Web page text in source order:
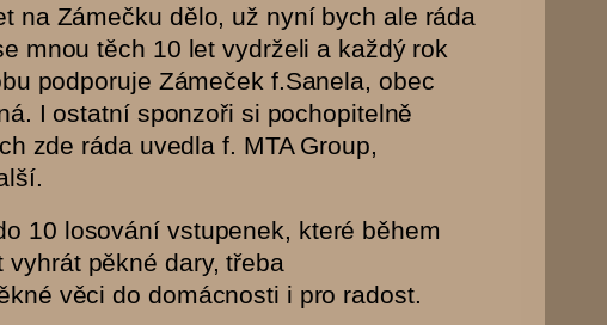
na Zámečku dělo, už nyní bych ale ráda
mnou těch 10 let vydrželi a každý rok
podporuje Zámeček f.Sanela, obec
I ostatní sponzoři si pochopitelně
zde ráda uvedla f. MTA Group,
10 losování vstupenek, které během
pěkné dary, třeba
věci do domácnosti i pro radost.